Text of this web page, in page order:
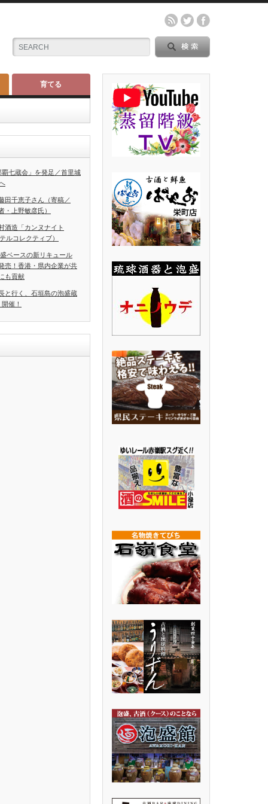
育てる
七蔵会」を発足／首里城
田千恵子さん（寄稿／
・上野敏彦氏）
酒造「カンヌナイト
ルコレクティブ）
ベースの新リキュール
売！香港・県内企業が共
も貢献
と行く、石垣島の泡盛蔵
催！